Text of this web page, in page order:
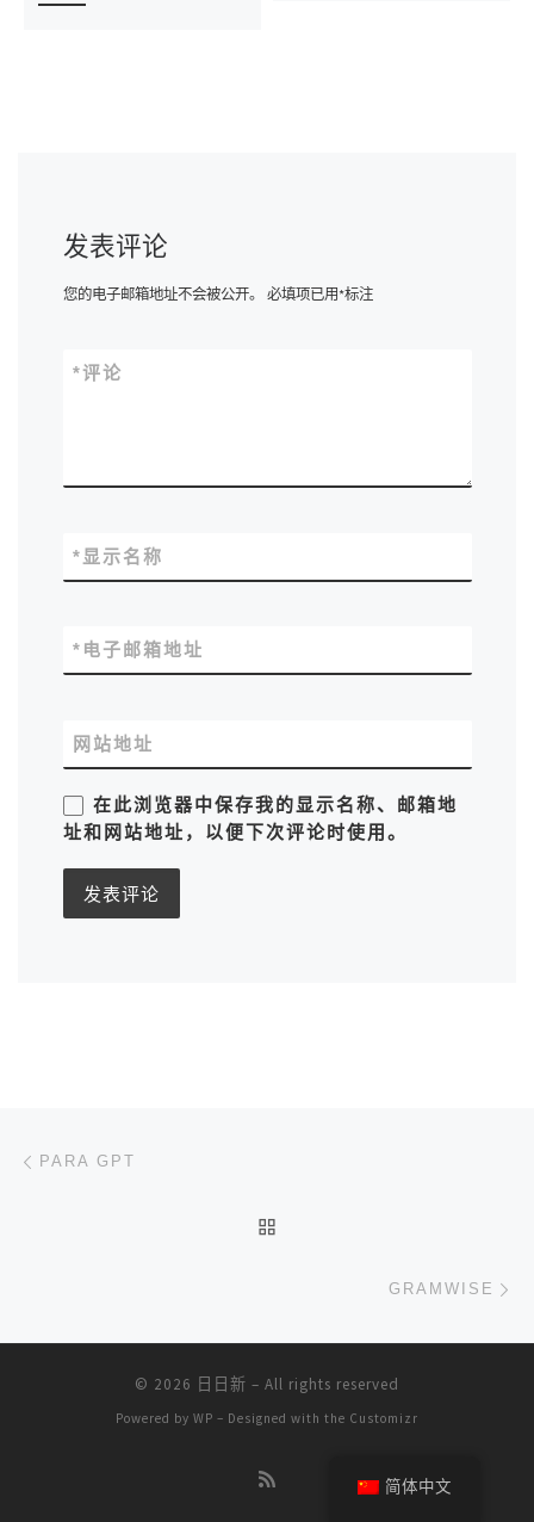
发表评论
您的电子邮箱地址不会被公开。 必填项已用*标注
评论
*
显示名称
*
电子邮箱地址
*
网站地址
在此浏览器中保存我的显示名称、邮箱地
址和网站地址，以便下次评论时使用。
文章导航
PARA GPT
GRAMWISE
© 2026 日日新 – All rights reserved
Powered by WP – Designed with the Customizr
简体中文